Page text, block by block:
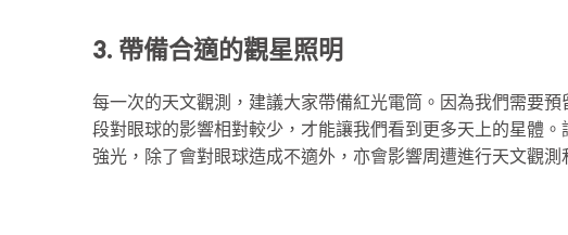
3. 帶備合適的觀星照明
每一次的天文觀測，建議大家帶備紅光電筒。因為我們需要
段對眼球的影響相對較少，才能讓我們看到更多天上的星體
強光，除了會對眼球造成不適外，亦會影響周遭進行天文觀測